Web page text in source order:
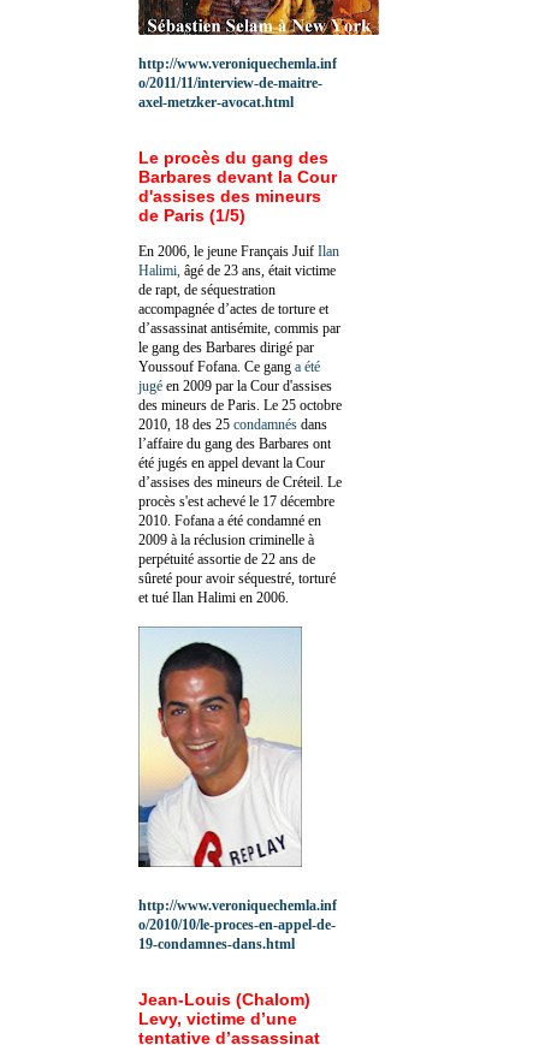
http://www.veroniquechemla.inf
o/2011/11/interview-de-maitre-
axel-metzker-avocat.html
Le procès du gang des
Barbares devant la Cour
d'assises des mineurs
de Paris (1/5)
En 2006, le jeune Français Juif Ilan
Halimi, âgé de 23 ans, était victime
de rapt, de séquestration
accompagnée d’actes de torture et
d’assassinat antisémite, commis par
le gang des Barbares dirigé par
Youssouf Fofana. Ce gang a été
jugé en 2009 par la Cour d'assises
des mineurs de Paris. Le 25 octobre
2010, 18 des 25 condamnés dans
l’affaire du gang des Barbares ont
été jugés en appel devant la Cour
d’assises des mineurs de Créteil. Le
procès s'est achevé le 17 décembre
2010. Fofana a été condamné en
2009 à la réclusion criminelle à
perpétuité assortie de 22 ans de
sûreté pour avoir séquestré, torturé
et tué Ilan Halimi en 2006.
http://www.veroniquechemla.inf
o/2010/10/le-proces-en-appel-de-
19-condamnes-dans.html
Jean-Louis (Chalom)
Levy, victime d’une
tentative d’assassinat